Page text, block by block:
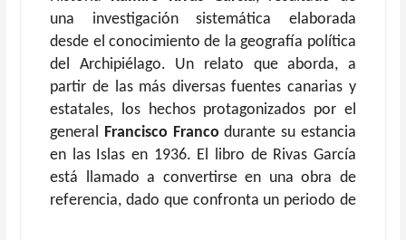
una investigación sistemática elaborada
desde el conocimiento de la geografía política
del Archipiélago. Un relato que aborda, a
partir de las más diversas fuentes canarias y
estatales, los hechos protagonizados por el
general Francisco Franco durante su estancia
en las Islas en 1936. El libro de Rivas García
está llamado a convertirse en una obra de
referencia, dado que confronta un periodo de